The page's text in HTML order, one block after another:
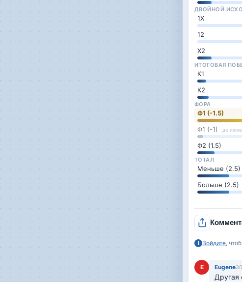
ДВОЙНОЙ
1Х
12
Х2
ИТОГОВАЯ
К1
К2
ФОРА
Ф1 (-1.5)
Ф1 (-1) · до
Ф2 (1.5)
ТОТАЛ
Меньше (2.5)
Больше (2.5)
i Войдите,
E Eugеne
Другая